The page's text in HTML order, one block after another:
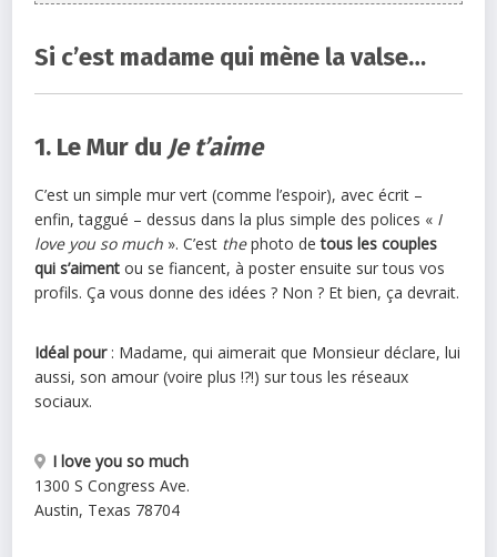
Si c’est madame qui mène la valse…
1. Le Mur du Je t’aime
C’est un simple mur vert (comme l’espoir), avec écrit –
enfin, taggué – dessus dans la plus simple des polices « I
love you so much ». C’est thephoto detous les couples
qui s’aiment ou se fiancent, à poster ensuite sur tous vos
profils. Ça vous donne des idées ? Non ? Et bien, ça devrait.
Idéal pour: Madame, qui aimerait que Monsieur déclare, lui
aussi, son amour (voire plus !?!) sur tous les réseaux
sociaux.
I love you so much
1300 S Congress Ave.
Austin, Texas 78704